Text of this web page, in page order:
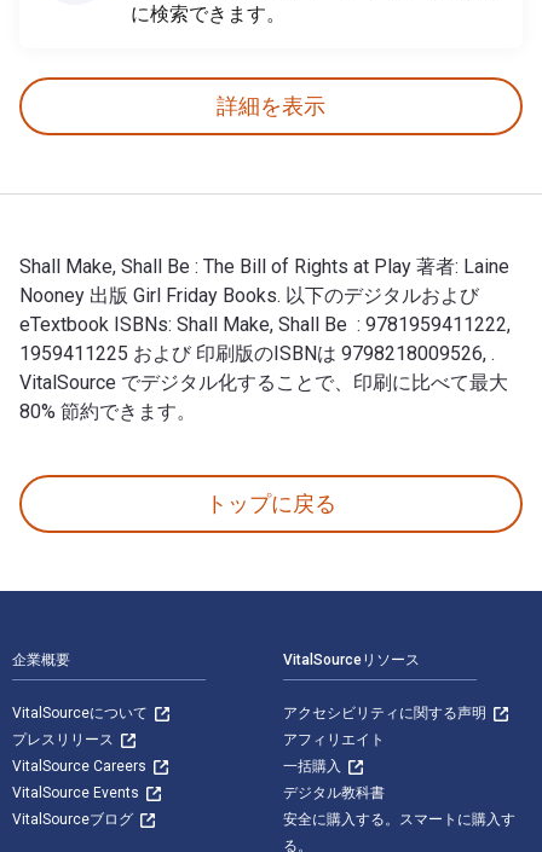
に検索できます。
詳細を表示
Shall Make, Shall Be : The Bill of Rights at Play 著者: Laine
Nooney 出版 Girl Friday Books. 以下のデジタルおよび
eTextbook ISBNs: Shall Make, Shall Be : 9781959411222,
1959411225 および 印刷版のISBNは 9798218009526, .
VitalSource でデジタル化することで、印刷に比べて最大
80% 節約できます。
トップに戻る
企業概要
VitalSourceについて
プレスリリース
VitalSource Careers
VitalSource Events
VitalSourceブログ
VitalSourceリソース
アクセシビリティに関する声明
アフィリエイト
一括購入
デジタル教科書
安全に購入する。スマートに購入す
る。